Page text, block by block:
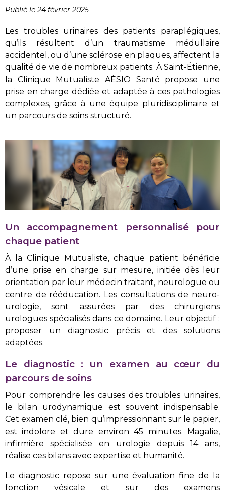
Publié le 24 février 2025
Les troubles urinaires des patients paraplégiques,
qu’ils résultent d’un traumatisme médullaire
accidentel, ou d’une sclérose en plaques, affectent la
qualité de vie de nombreux patients. À Saint-Étienne,
la Clinique Mutualiste AÉSIO Santé propose une
prise en charge dédiée et adaptée à ces pathologies
complexes, grâce à une équipe pluridisciplinaire et
un parcours de soins structuré.
Un accompagnement personnalisé pour
chaque patient
À la Clinique Mutualiste, chaque patient bénéficie
d’une prise en charge sur mesure, initiée dès leur
orientation par leur médecin traitant, neurologue ou
centre de rééducation. Les consultations de neuro-
urologie, sont assurées par des chirurgiens
urologues spécialisés dans ce domaine. Leur objectif :
proposer un diagnostic précis et des solutions
adaptées.
Le diagnostic : un examen au cœur du
parcours de soins
Pour comprendre les causes des troubles urinaires,
le bilan urodynamique est souvent indispensable.
Cet examen clé, bien qu’impressionnant sur le papier,
est indolore et dure environ 45 minutes. Magalie,
infirmière spécialisée en urologie depuis 14 ans,
réalise ces bilans avec expertise et humanité.
Le diagnostic repose sur une évaluation fine de la
fonction vésicale et sur des examens